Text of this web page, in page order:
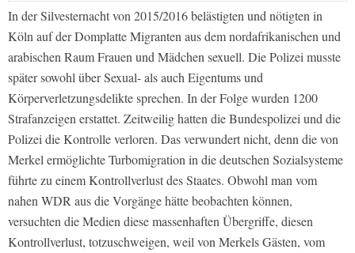
In der Silvesternacht von 2015/2016 belästigten und nötigten in
Köln auf der Domplatte Migranten aus dem nordafrikanischen und
arabischen Raum Frauen und Mädchen sexuell. Die Polizei musste
später sowohl über Sexual- als auch Eigentums und
Körperverletzungsdelikte sprechen. In der Folge wurden 1200
Strafanzeigen erstattet. Zeitweilig hatten die Bundespolizei und die
Polizei die Kontrolle verloren. Das verwundert nicht, denn die von
Merkel ermöglichte Turbomigration in die deutschen Sozialsysteme
führte zu einem Kontrollverlust des Staates. Obwohl man vom
nahen WDR aus die Vorgänge hätte beobachten können,
versuchten die Medien diese massenhaften Übergriffe, diesen
Kontrollverlust, totzuschweigen, weil von Merkels Gästen, vom